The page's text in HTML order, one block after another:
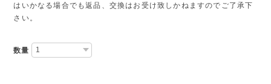
はいかなる場合でも返品、交換はお受け致しかねますのでご了承下
さい。
数量